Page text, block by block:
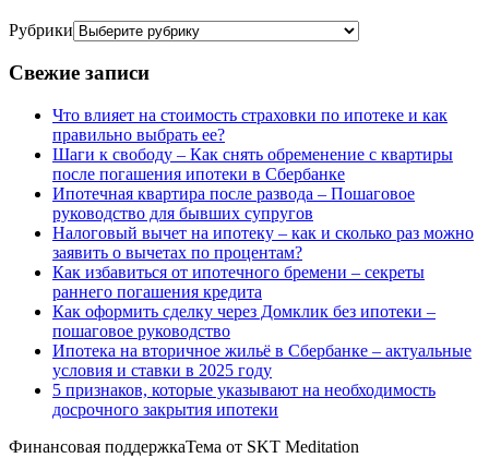
Рубрики
Свежие записи
Что влияет на стоимость страховки по ипотеке и как
правильно выбрать ее?
Шаги к свободу – Как снять обременение с квартиры
после погашения ипотеки в Сбербанке
Ипотечная квартира после развода – Пошаговое
руководство для бывших супругов
Налоговый вычет на ипотеку – как и сколько раз можно
заявить о вычетах по процентам?
Как избавиться от ипотечного бремени – секреты
раннего погашения кредита
Как оформить сделку через Домклик без ипотеки –
пошаговое руководство
Ипотека на вторичное жильё в Сбербанке – актуальные
условия и ставки в 2025 году
5 признаков, которые указывают на необходимость
досрочного закрытия ипотеки
Финансовая поддержкаТема от SKT Meditation